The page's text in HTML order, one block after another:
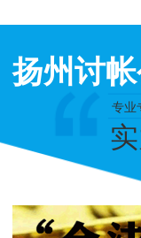
扬州讨
专业